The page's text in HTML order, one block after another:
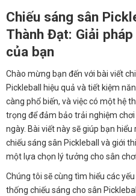
Chiếu sáng sân
Thành Đạt: Giải
của bạn
Chào mừng bạn đến với bài viết
Pickleball hiệu quả và tiết kiệm
càng phổ biến, và việc có một hệ
trọng để đảm bảo trải nghiệm
ngày. Bài viết này sẽ giúp bạn
chiếu sáng sân Pickleball và giới
một lựa chọn lý tưởng cho sân
Chúng tôi sẽ cùng tìm hiểu các
thống chiếu sáng cho sân